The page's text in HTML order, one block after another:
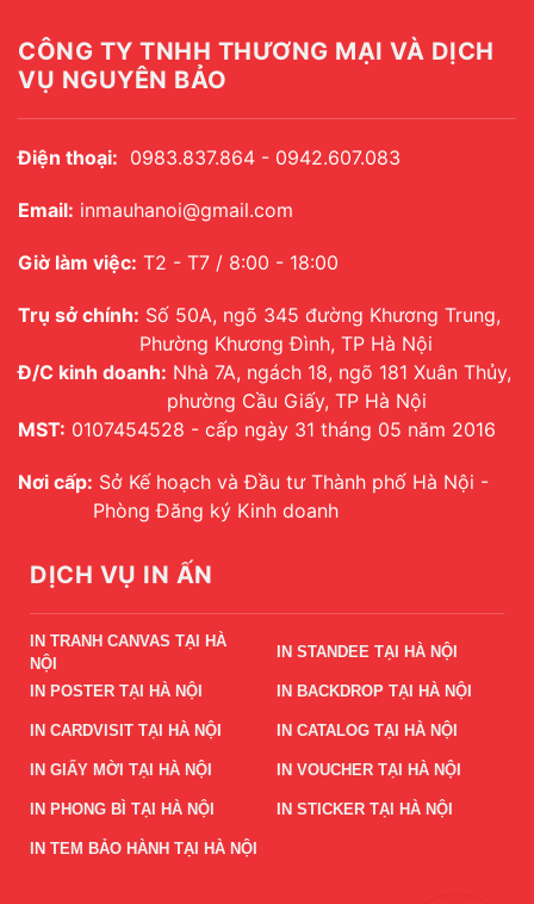
CÔNG TY TNHH THƯƠNG MẠI VÀ DỊCH
VỤ NGUYÊN BẢO
Điện thoại: 0983.837.864 - 0942.607.083
Email: inmauhanoi@gmail.com
Giờ làm việc: T2 - T7 / 8:00 - 18:00
Trụ sở chính: Số 50A, ngõ 345 đường Khương Trung,
Phường Khương Đình, TP Hà Nội
Đ/C kinh doanh: Nhà 7A, ngách 18, ngõ 181 Xuân Thủy,
phường Cầu Giấy, TP Hà Nội
MST: 0107454528 - cấp ngày 31 tháng 05 năm 2016
Nơi cấp: Sở Kế hoạch và Đầu tư Thành phố Hà Nội -
Phòng Đăng ký Kinh doanh
DỊCH VỤ IN ẤN
IN TRANH CANVAS TẠI HÀ
NỘI
IN STANDEE TẠI HÀ NỘI
IN POSTER TẠI HÀ NỘI IN BACKDROP TẠI HÀ NỘI
IN CARDVISIT TẠI HÀ NỘI IN CATALOG TẠI HÀ NỘI
IN GIẤY MỜI TẠI HÀ NỘI IN VOUCHER TẠI HÀ NỘI
IN PHONG BÌ TẠI HÀ NỘI IN STICKER TẠI HÀ NỘI
IN TEM BẢO HÀNH TẠI HÀ NỘI